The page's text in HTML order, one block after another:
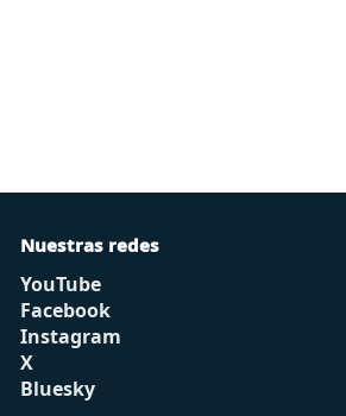
Nuestras redes
YouTube
Facebook
Instagram
X
Bluesky